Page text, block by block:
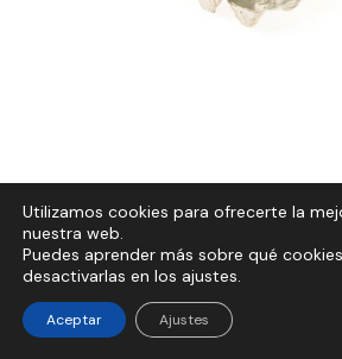
Utilizamos cookies para ofrecerte la
nuestra web.
Puedes aprender más sobre qué
desactivarlas en los ajustes.
Aceptar Ajustes